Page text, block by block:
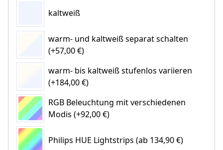
kaltweiß
warm- und kaltweiß separat schalten
(+57,00 €)
warm- bis kaltweiß stufenlos variieren
(+184,00 €)
RGB Beleuchtung mit verschiedenen
Modis (+92,00 €)
Philips HUE Lightstrips (ab 134,90 €)